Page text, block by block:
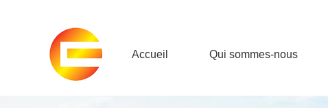
Accueil Qui sommes-nous